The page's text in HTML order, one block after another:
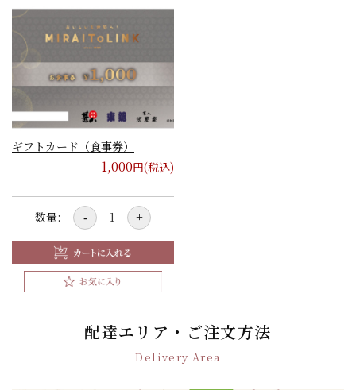
ギフトカード（食事券）
1,000円(税込)
数量: - +
配達エリア・ご注文方法
Delivery Area